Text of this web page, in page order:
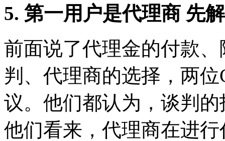
5. 第一用户是代理商 先
前面说了代理金的付款
判、代理商的选择，两
议。他们都认为，谈判
他们看来，代理商在进